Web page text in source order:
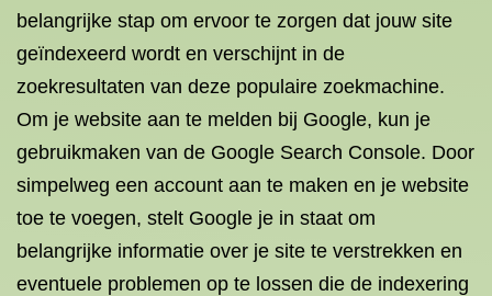
belangrijke stap om ervoor te zorgen dat jouw site
geïndexeerd wordt en verschijnt in de
zoekresultaten van deze populaire zoekmachine.
Om je website aan te melden bij Google, kun je
gebruikmaken van de Google Search Console. Door
simpelweg een account aan te maken en je website
toe te voegen, stelt Google je in staat om
belangrijke informatie over je site te verstrekken en
eventuele problemen op te lossen die de indexering